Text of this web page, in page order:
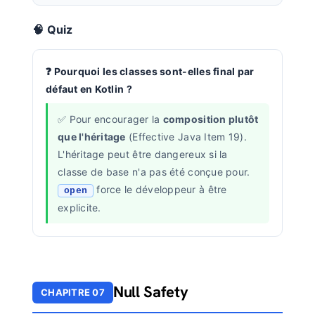
🧠 Quiz
Pourquoi les classes sont-elles final par
défaut en Kotlin ?
Pour encourager la composition plutôt
que l'héritage (Effective Java Item 19).
L'héritage peut être dangereux si la
classe de base n'a pas été conçue pour.
open
force le développeur à être
explicite.
CHAPITRE 07 Null Safety